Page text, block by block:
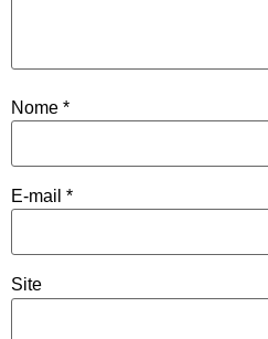
Nome *
E-mail *
Site